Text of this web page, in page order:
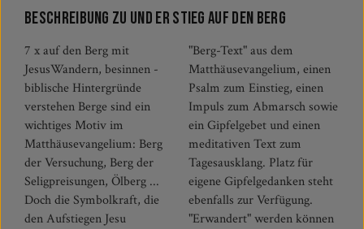
Beschreibung zu Und er stieg auf den Berg
7 x auf den Berg mit
JesusWandern, besinnen -
biblische Hintergründe
verstehen Berge sind ein
wichtiges Motiv im
Matthäusevangelium: Berg
der Versuchung, Berg der
Seligpreisungen, Ölberg ...
Doch die Symbolkraft, die
den Aufstiegen Jesu
"Berg-Text" aus dem
Matthäusevangelium, einen
Psalm zum Einstieg, einen
Impuls zum Abmarsch sowie
ein Gipfelgebet und einen
meditativen Text zum
Tagesausklang. Platz für
eigene Gipfelgedanken steht
ebenfalls zur Verfügung.
"Erwandert" werden können